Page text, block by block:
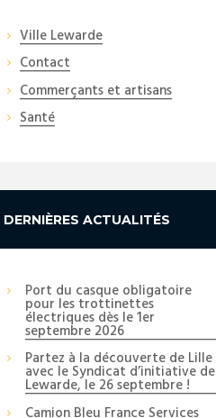
Ville Lewarde
Contact
Commerçants et artisans
Santé
DERNIÈRES ACTUALITÉS
Port du casque obligatoire
pour les trottinettes
électriques dès le 1er
septembre 2026
Partez à la découverte de Lille
avec le Syndicat d’initiative de
Lewarde, le 26 septembre !
Camion Bleu France Services